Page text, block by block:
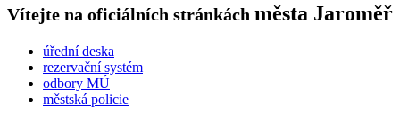
Vítejte na oficiálních stránkách města Jaroměř
úřední deska
rezervační systém
odbory MÚ
městská policie